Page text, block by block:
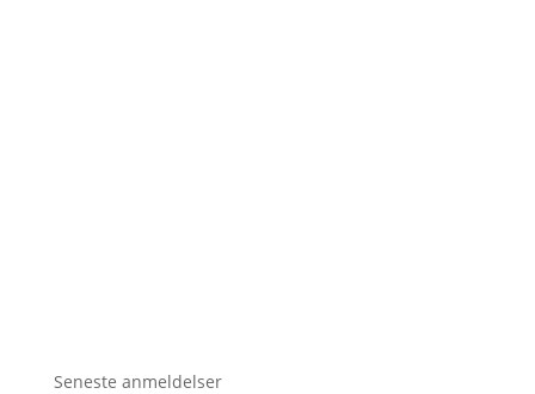
Seneste anmeldelser